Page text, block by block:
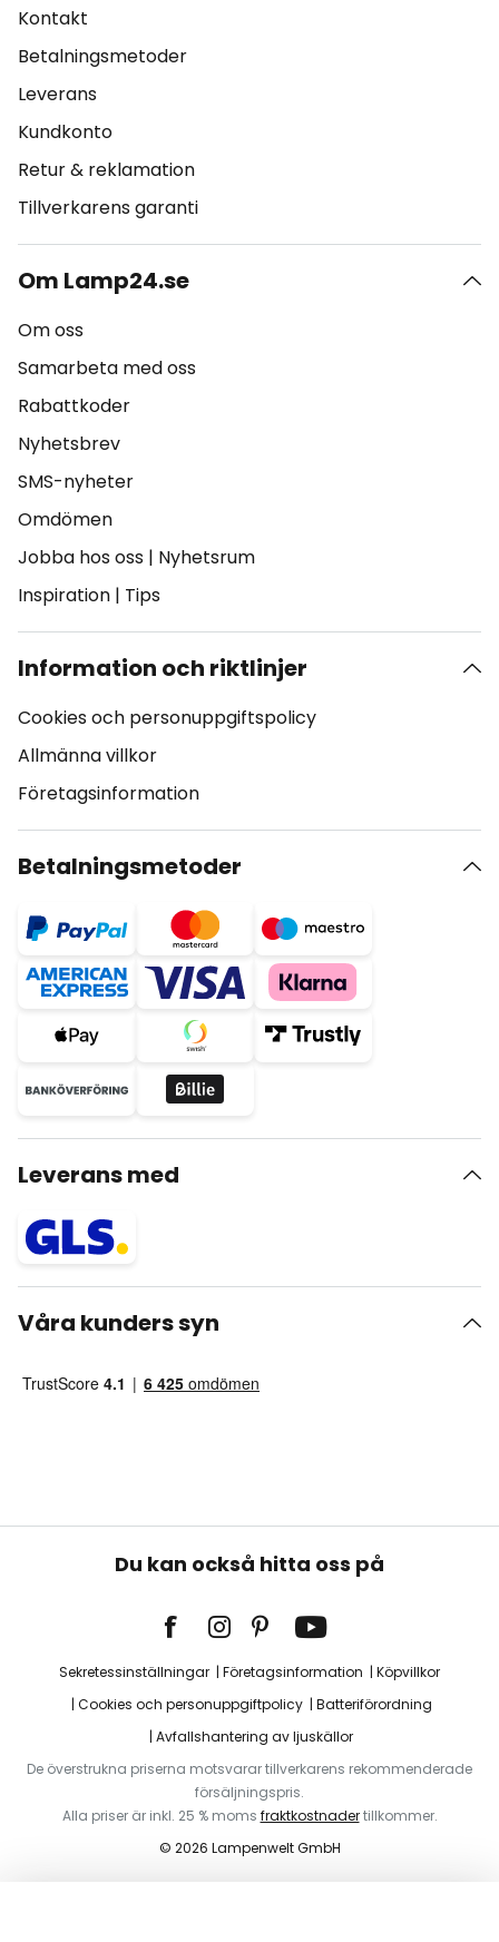
Kontakt
Betalningsmetoder
Leverans
Kundkonto
Retur & reklamation
Tillverkarens garanti
Om Lamp24.se
Om oss
Samarbeta med oss
Rabattkoder
Nyhetsbrev
SMS-nyheter
Omdömen
Jobba hos oss | Nyhetsrum
Inspiration | Tips
Information och riktlinjer
Cookies och personuppgiftspolicy
Allmänna villkor
Företagsinformation
Betalningsmetoder
Leverans med
Våra kunders syn
Du kan också hitta oss på
Sekretessinställningar Företagsinformation
Köpvillkor
Cookies och personuppgiftpolicy
Batteriförordning
Avfallshantering av ljuskällor
De överstrukna priserna motsvarar tillverkarens rekommenderade
försäljningspris.
Alla priser är inkl. 25 % moms fraktkostnadertillkommer.
© 2026 Lampenwelt GmbH